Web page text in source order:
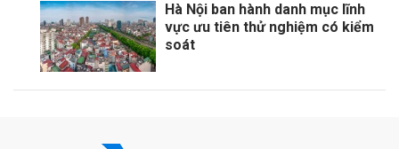
Hà Nội ban hành danh mục lĩnh
vực ưu tiên thử nghiệm có kiểm
soát